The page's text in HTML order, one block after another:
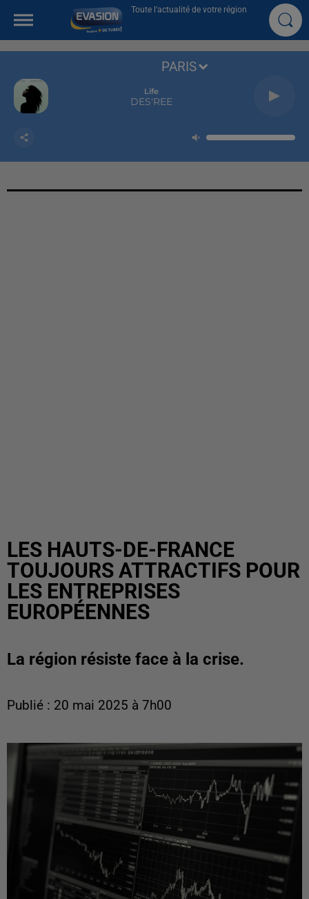
Toute l'actualité de votre région
Life
DES'REE
PARIS
LES HAUTS-DE-FRANCE
TOUJOURS ATTRACTIFS POUR
LES ENTREPRISES
EUROPÉENNES
La région résiste face à la crise.
Publié : 20 mai 2025 à 7h00